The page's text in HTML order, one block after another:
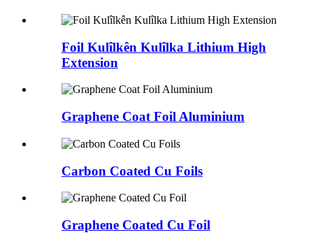
Foil Kulîlkên Kulîlka Lithium High
Extension
Graphene Coat Foil Aluminium
Carbon Coated Cu Foils
Graphene Coated Cu Foil